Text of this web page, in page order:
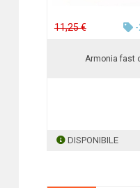
11,25 € -
Armonia fast
DISPONIBILE